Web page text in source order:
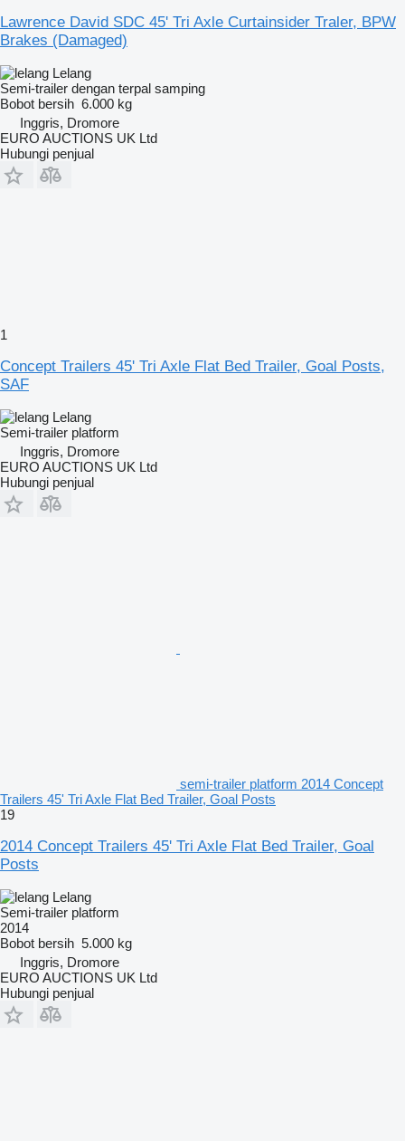
Lawrence David SDC 45' Tri Axle Curtainsider Traler, BPW
Brakes (Damaged)
Lelang
Semi-trailer dengan terpal samping
Bobot bersih 6.000 kg
Inggris, Dromore
EURO AUCTIONS UK Ltd
Hubungi penjual
1
Concept Trailers 45' Tri Axle Flat Bed Trailer, Goal Posts,
SAF
Lelang
Semi-trailer platform
Inggris, Dromore
EURO AUCTIONS UK Ltd
Hubungi penjual
semi-trailer platform 2014 Concept
Trailers 45' Tri Axle Flat Bed Trailer, Goal Posts
19
2014 Concept Trailers 45' Tri Axle Flat Bed Trailer, Goal
Posts
Lelang
Semi-trailer platform
2014
Bobot bersih 5.000 kg
Inggris, Dromore
EURO AUCTIONS UK Ltd
Hubungi penjual